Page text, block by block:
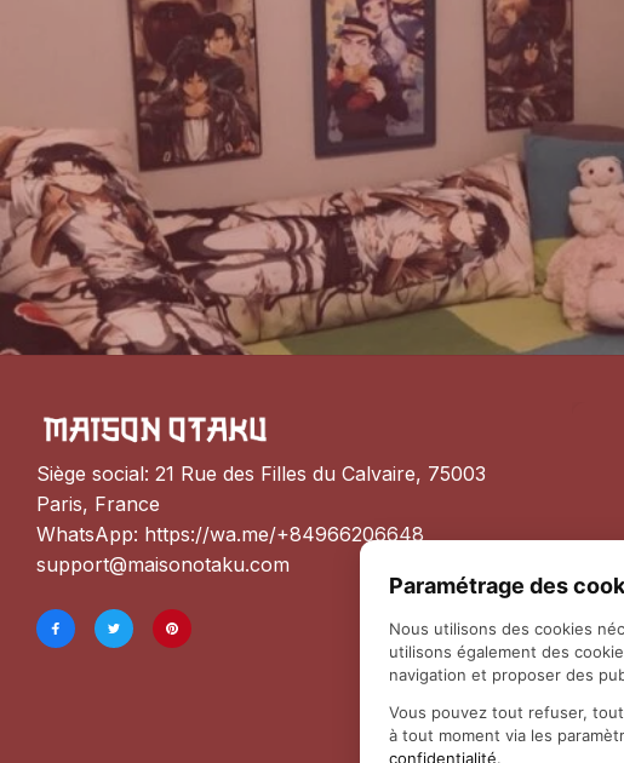
Siège social: 21 Rue des Filles du Calvaire, 75003
Paris, France
WhatsApp: https://wa.me/+84966206648
support@maisonotaku.com
Paramétrage des
Nous utilisons des cookies
utilisons également des
navigation et proposer des
Vous pouvez tout refuser,
à tout moment via les
confidentialité.